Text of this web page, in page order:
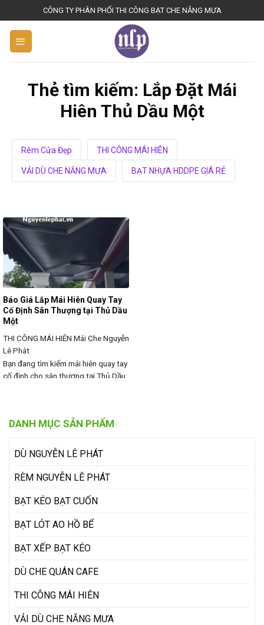
k
CÔNG TY PHÂN PHỐI THI CÔNG BẠT CHE NẮNG MƯA
Thẻ tìm kiếm: Lắp Đặt Mái
Hiên Thủ Dầu Một
Rèm Cửa Đẹp THI CÔNG MÁI HIÊN
VẢI DÙ CHE NẮNG MƯA BẠT NHỰA HDDPE GIÁ RẺ
DANH MỤC SẢN PHẨM
DÙ NGUYỄN LÊ PHÁT
RÈM NGUYỄN LÊ PHÁT
BẠT KÉO BẠT CUỐN
BẠT LÓT AO HỒ BỂ
BẠT XẾP BẠT KÉO
DÙ CHE QUÁN CAFE
THI CÔNG MÁI HIÊN
VẢI DÙ CHE NẮNG MƯA
Báo Giá Lắp Mái Hiên Quay Tay
Cố Định Sân Thượng tại Thủ Dầu
Một
THI CÔNG MÁI HIÊN Mái Che Nguyễn
Lê Phát
Bạn đang tìm kiếm mái hiên quay tay
cố định cho sân thượng tại Thủ Dầu
tay cố định là giải pháp bền vững,
sân